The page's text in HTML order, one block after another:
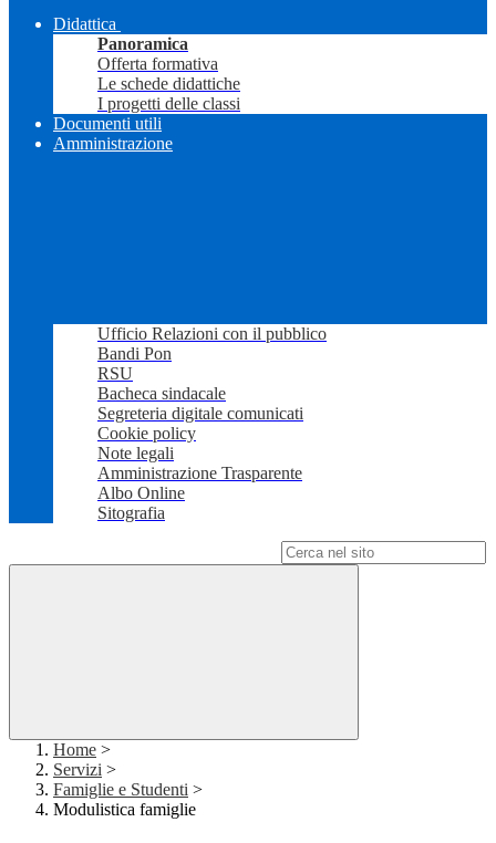
Didattica
Panoramica
Offerta formativa
Le schede didattiche
I progetti delle classi
Documenti utili
Amministrazione
Ufficio Relazioni con il pubblico
Bandi Pon
RSU
Bacheca sindacale
Segreteria digitale comunicati
Cookie policy
Note legali
Amministrazione Trasparente
Albo Online
Sitografia
Home >
Servizi >
Famiglie e Studenti >
Modulistica famiglie